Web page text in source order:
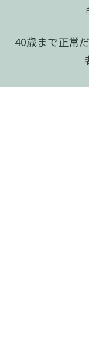
40歳まで正常